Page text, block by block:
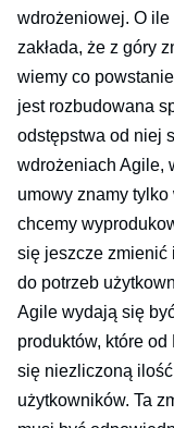
wdrożeniowej. O
zakłada, że z góry
wiemy co
jest rozbudowana
odstępstwa od niej
wdrożeniach Agile,
umowy znamy
chcemy
się jeszcze zmienić
do potrzeb
Agile wydają się
produktów, które od
się niezliczoną ilość
użytkowników. Ta